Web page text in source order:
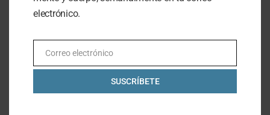
JUNE 17, 2026
ATRÉVETE A INTENTARLO: EL LEGADO DE
electrónico.
EmailCorreo electrónico
SUSCRÍBETE